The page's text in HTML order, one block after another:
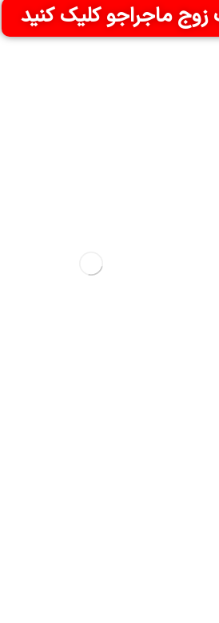
زوج ماجراجو کلیک کنید